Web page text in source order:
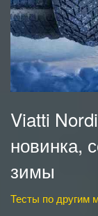
Viatti
новинка,
зимы
Тесты по другим